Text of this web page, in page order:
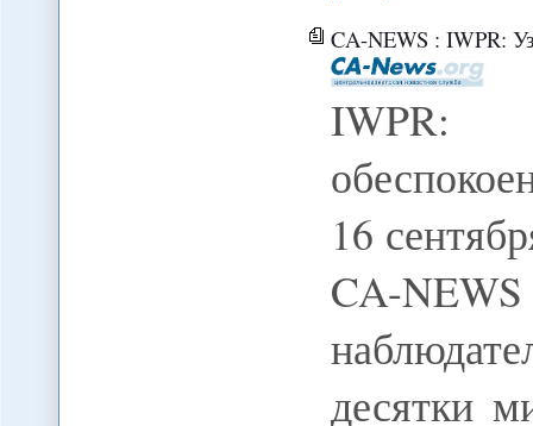
CA-NEWS : IWPR:
IWPR:
16
CA-
десятки